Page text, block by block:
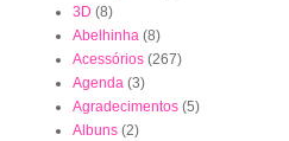
3D (8)
Abelhinha (8)
Acessórios (267)
Agenda (3)
Agradecimentos (5)
Albuns (2)